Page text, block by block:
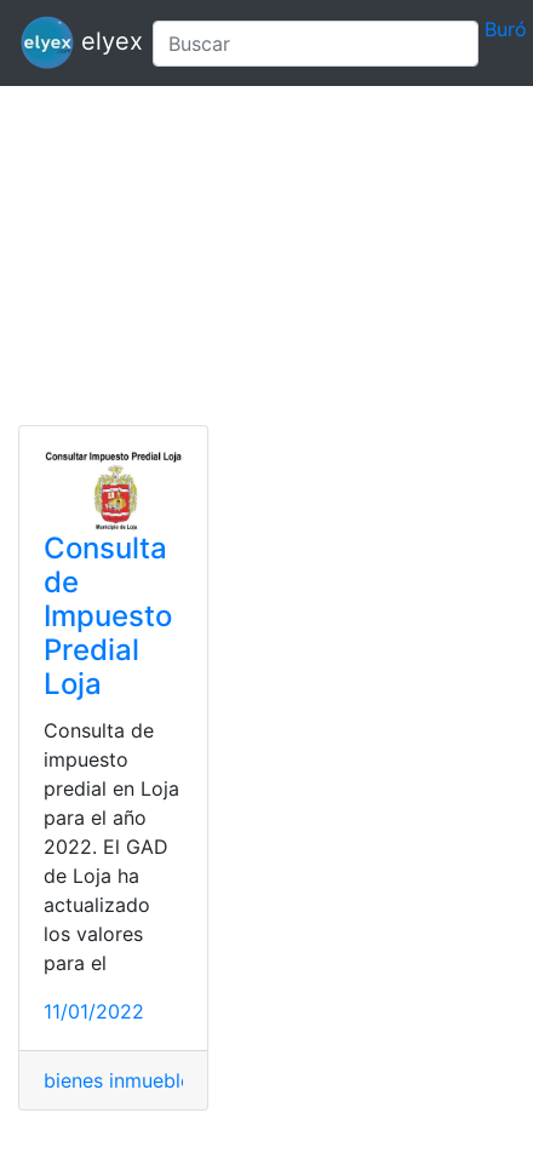
elyex Buró
Consulta
de
Impuesto
Predial
Loja
Consulta de
impuesto
predial en Loja
para el año
2022. El GAD
de Loja ha
actualizado
los valores
para el
11/01/2022
bienes inmuebles